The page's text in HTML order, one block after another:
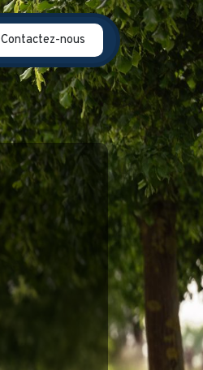
FAQ Témoignages
Contactez-nous